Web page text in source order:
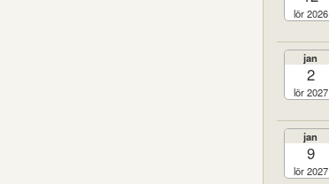
lör 2026
jan
2
lör 2027
jan
9
lör 2027